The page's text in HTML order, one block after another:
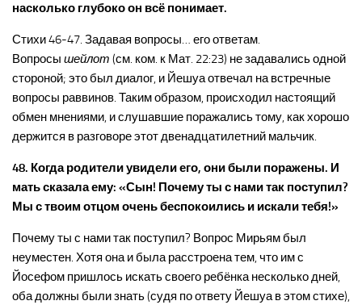
насколько глубоко он всё понимает.
Стихи 46-47. Задавая вопросы… его ответам.
Вопросы шейлот (см. ком. к Мат. 22:23) не задавались одной
стороной; это был диалог, и Йешуа отвечал на встречные
вопросы раввинов. Таким образом, происходил настоящий
обмен мнениями, и слушавшие поражались тому, как хорошо
держится в разговоре этот двенадцатилетний мальчик.
48. Когда родители увидели его, они были поражены. И
мать сказала ему: «Сын! Почему ты с нами так поступил?
Мы с твоим отцом очень беспокоились и искали тебя!»
Почему ты с нами так поступил? Вопрос Мирьям был
неуместен. Хотя она и была расстроена тем, что им с
Йосефом пришлось искать своего ребёнка несколько дней,
оба должны были знать (судя по ответу Йешуа в этом стихе),